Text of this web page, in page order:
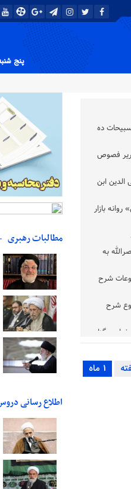
پنج شنبه, ۱۵ مرداد
ده‌
فصوص
ابن
بازار
به
شرح
شرح
برگزار
بهجت
1 ماه
مطالبات رهبری
اطلاع رسانی